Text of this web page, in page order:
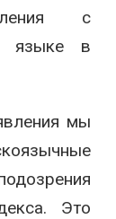
с
языке в
мы
Это